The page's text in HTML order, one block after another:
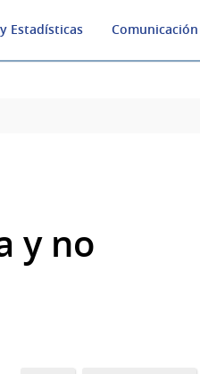
Estadísticas Comunicación
y no